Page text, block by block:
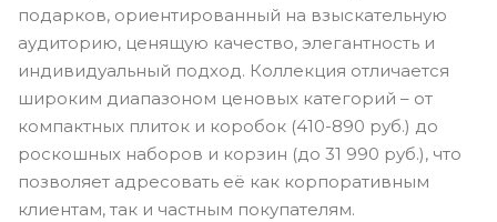
подарков, ориентированный на взыскательную
аудиторию, ценящую качество, элегантность и
индивидуальный подход. Коллекция отличается
широким диапазоном ценовых категорий – от
компактных плиток и коробок (410-890 руб.) до
роскошных наборов и корзин (до 31 990 руб.), что
позволяет адресовать её как корпоративным
клиентам, так и частным покупателям.